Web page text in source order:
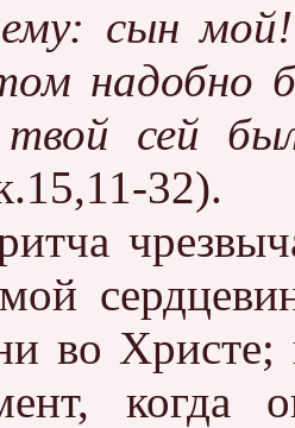
сын
надобно
сей
32).
во Христе;
когда